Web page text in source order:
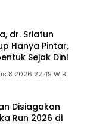
dr. Sriatun
Hanya Pintar,
Sejak Dini
8 2026 22:49 WIB
Disiagakan
Run 2026 di